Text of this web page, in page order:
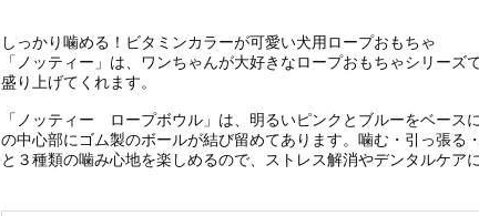
しっかり噛める！ビタミンカラーが可愛い犬用ロープおもちゃ
「ノッティー」は、ワンちゃんが大好きなロープおもちゃシリー
盛り上げてくれます。
「ノッティー ロープボウル」は、明るいピンクとブルーをベー
の中心部にゴム製のボールが結び留めてあります。噛む・引っ張
と３種類の噛み心地を楽しめるので、ストレス解消やデンタルケア